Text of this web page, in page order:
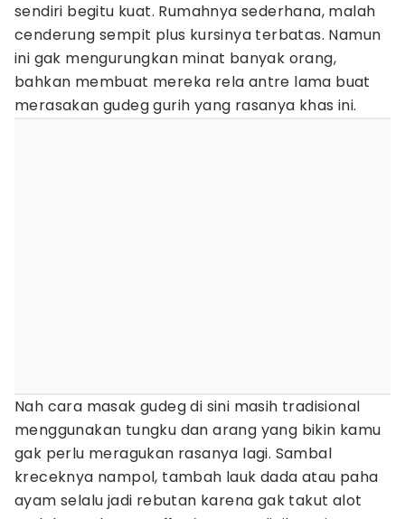
sendiri begitu kuat. Rumahnya sederhana, malah
cenderung sempit plus kursinya terbatas. Namun
ini gak mengurungkan minat banyak orang,
bahkan membuat mereka rela antre lama buat
merasakan gudeg gurih yang rasanya khas ini.
Nah cara masak gudeg di sini masih tradisional
menggunakan tungku dan arang yang bikin kamu
gak perlu meragukan rasanya lagi. Sambal
kreceknya nampol, tambah lauk dada atau paha
ayam selalu jadi rebutan karena gak takut alot